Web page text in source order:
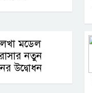
মডেল
নতুন
উদ্বোধন